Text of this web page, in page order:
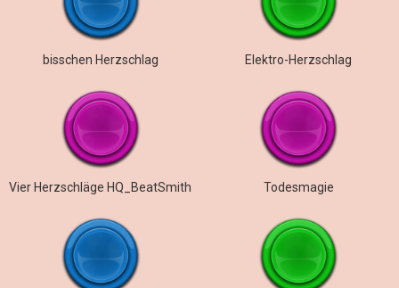
bisschen Herzschlag Elektro-Herzschlag
Vier Herzschläge HQ_BeatSmith Todesmagie